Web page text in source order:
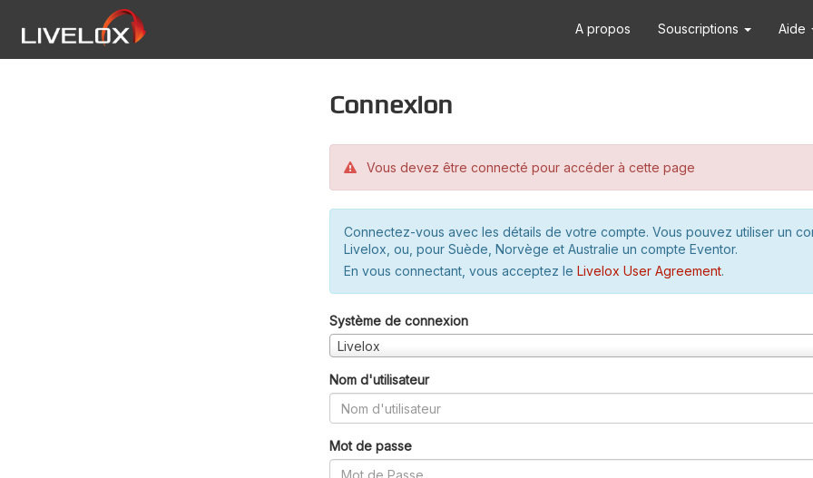
A propos Souscriptions Aide
Connexion
Vous devez être connecté pour accéder à cette page
Connectez-vous avec les détails de votre compte. Vous pouvez utiliser un
Livelox, ou, pour Suède, Norvège et Australie un compte Eventor.
En vous connectant, vous acceptez le Livelox User Agreement.
Système de connexion
Livelox
Nom d'utilisateur
Mot de passe